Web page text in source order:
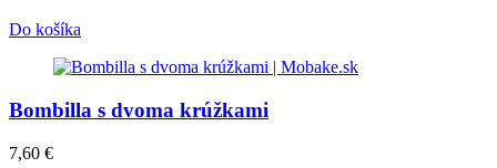
Do košíka
Bombilla s dvoma krúžkami
7,60 €